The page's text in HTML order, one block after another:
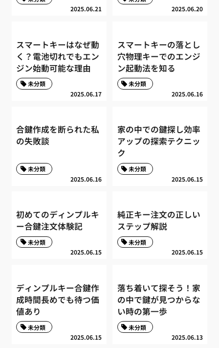
2025.06.21
2025.06.20
スマートキーはなぜ動
く？電池切れでもエン
ジン始動可能な理由
2025.06.17
未分類
スマートキーの落とし
穴物理キーでのエンジ
ン起動法を知る
2025.06.16
未分類
合鍵作成を断られた私
の失敗談
2025.06.16
未分類
家の中での鍵探し効率
アップの探索テクニッ
ク
2025.06.15
未分類
初めてのディンプルキ
ー合鍵注文体験記
2025.06.15
未分類
純正キー注文の正しい
ステップ解説
2025.06.15
未分類
ディンプルキー合鍵作
成時間長めでも待つ価
値あり
2025.06.15
未分類
落ち着いて探そう！家
の中で鍵が見つからな
い時の第一歩
2025.06.13
未分類